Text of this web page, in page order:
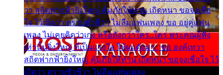
วา สถิตฟากฟ้ายิ่งใหญ่ คุ้มภัยให้ท่าน เถิดหนา ขอจงเชื่อ
ใจ ไว้เถิดว่า ตราบชั่วชีวา ไม่ลืมแฟนเพลง ขอ อยู่คู่แฟน
เพลง ไม่เคยคิดว่าเก่ง หรือดังกว่าใคร..ใคร พระคุณผู้ฟัง
เท่านั้นยิ่งใหญ่ ที่เป็นแรงใจ ให้ผมดังมา.. ขอ องค์เทวา
สถิตฟากฟ้ายิ่งใหญ่ คุ้มภัยให้ท่าน เถิดหนา ขอจงเชื่อใจ ไว้
เถิดว่า ตราบชั่วชีวา ไม่ลืมแฟนเพลง